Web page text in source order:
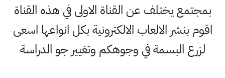
بمجتمع يختلف عن القناة الاولى في هذه القناة
اقوم بنشر الالعاب الالكترونية بكل انواعها اسعى
لزرع البسمة في وجوهكم وتغيير جو الدراسة